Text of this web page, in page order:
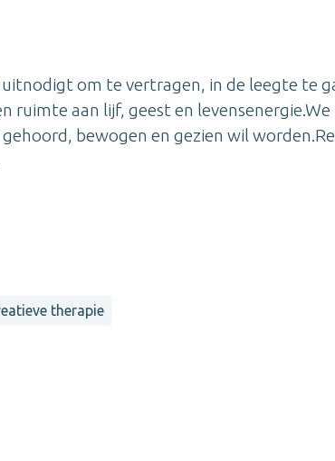
uitnodigt om te vertragen, in de leegte te
ruimte aan lijf, geest en levensenergie.We
bewogen en gezien wil
therapie